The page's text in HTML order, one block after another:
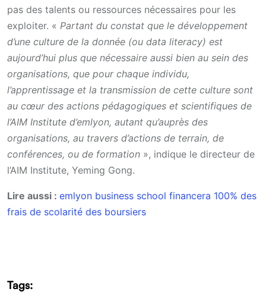
pas des talents ou ressources nécessaires pour les
exploiter. « Partant du constat que le développement
d’une culture de la donnée (ou data literacy) est
aujourd’hui plus que nécessaire aussi bien au sein des
organisations, que pour chaque individu,
l’apprentissage et la transmission de cette culture sont
au cœur des actions pédagogiques et scientifiques de
l’AIM Institute d’emlyon, autant qu’auprès des
organisations, au travers d’actions de terrain, de
conférences, ou de formation », indique le directeur de
l’AIM Institute, Yeming Gong.
Lire aussi : emlyon business school financera 100% des
frais de scolarité des boursiers
Tags: